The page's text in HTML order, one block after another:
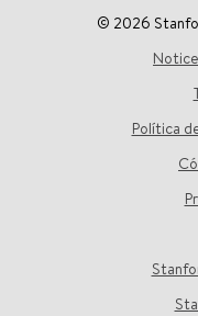
© 2026
Política